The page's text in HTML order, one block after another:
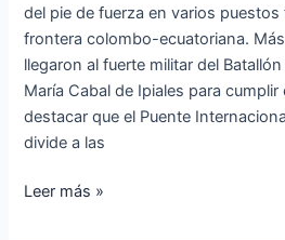
del pie de fuerza en varios
frontera colombo-ecuatoriana.
llegaron al fuerte militar del
María Cabal de Ipiales para
destacar que el Puente
divide a las
interno
en
Ecuador
Leer más »